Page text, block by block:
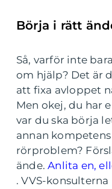
Börja i rätt
Så, varför inte
om hjälp? Det är
att fixa avloppet
Men okej, du har
var du ska börja
annan
rörproblem?
ände.Anlita en,
. VVS-